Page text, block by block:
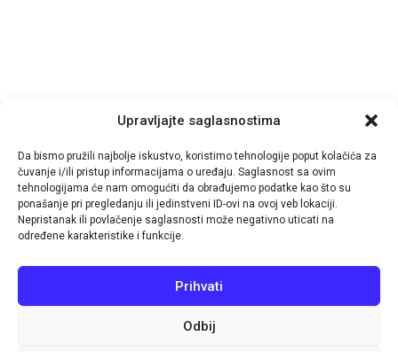
Upravljajte saglasnostima
Da bismo pružili najbolje iskustvo, koristimo tehnologije poput kolačića za
čuvanje i/ili pristup informacijama o uređaju. Saglasnost sa ovim
tehnologijama će nam omogućiti da obrađujemo podatke kao što su
ponašanje pri pregledanju ili jedinstveni ID-ovi na ovoj veb lokaciji.
Nepristanak ili povlačenje saglasnosti može negativno uticati na
određene karakteristike i funkcije.
Prihvati
Odbij
© 2026TutinPRESS- by-IT-Impuls
Navigacija
Aktuelno